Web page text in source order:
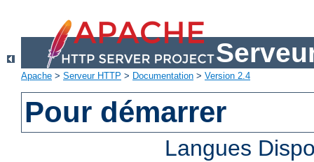
Apache > Serveur HTTP > Documentation > Version 2.4
Pour démarrer
Langues